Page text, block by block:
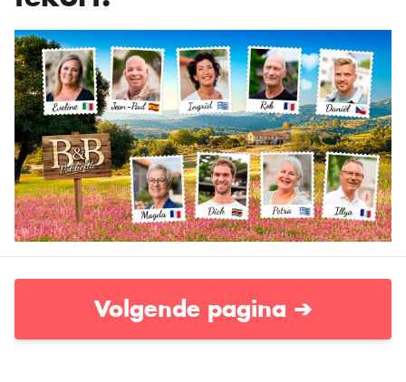
Volgende pagina ➔